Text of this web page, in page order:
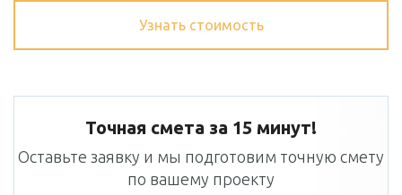
Узнать стоимость
Точная смета за 15 минут!
Оставьте заявку и мы подготовим точную смету
по вашему проекту